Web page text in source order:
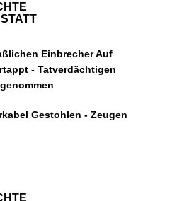
Einbrecher Auf
- Tatverdächtigen
Gestohlen - Zeugen